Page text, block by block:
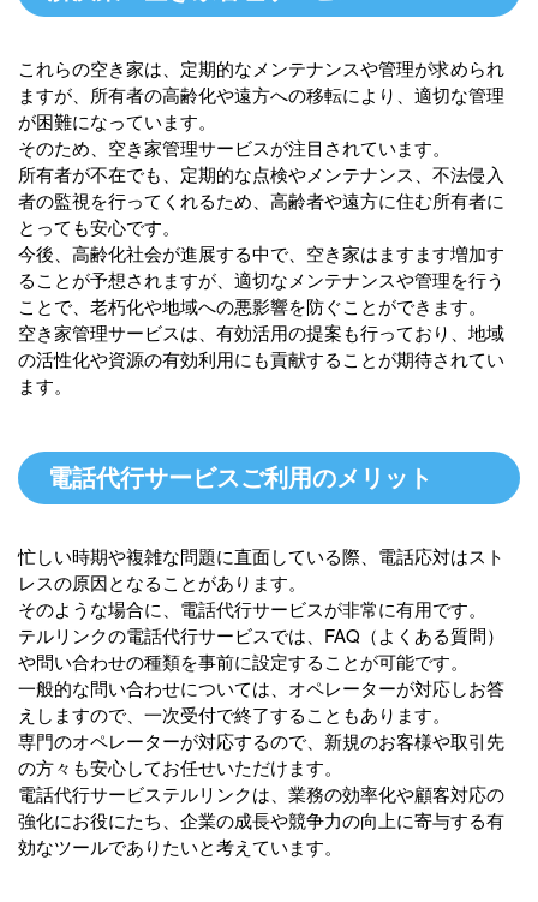
これらの空き家は、定期的なメンテナンスや管理が求められ
ますが、所有者の高齢化や遠方への移転により、適切な管理
が困難になっています。
そのため、空き家管理サービスが注目されています。
所有者が不在でも、定期的な点検やメンテナンス、不法侵入
者の監視を行ってくれるため、高齢者や遠方に住む所有者に
とっても安心です。
今後、高齢化社会が進展する中で、空き家はますます増加す
ることが予想されますが、適切なメンテナンスや管理を行う
ことで、老朽化や地域への悪影響を防ぐことができます。
空き家管理サービスは、有効活用の提案も行っており、地域
の活性化や資源の有効利用にも貢献することが期待されてい
ます。
電話代行サービスご利用のメリット
忙しい時期や複雑な問題に直面している際、電話応対はスト
レスの原因となることがあります。
そのような場合に、電話代行サービスが非常に有用です。
テルリンクの電話代行サービスでは、FAQ（よくある質問）
や問い合わせの種類を事前に設定することが可能です。
一般的な問い合わせについては、オペレーターが対応しお答
えしますので、一次受付で終了することもあります。
専門のオペレーターが対応するので、新規のお客様や取引先
の方々も安心してお任せいただけます。
電話代行サービステルリンクは、業務の効率化や顧客対応の
強化にお役にたち、企業の成長や競争力の向上に寄与する有
効なツールでありたいと考えています。